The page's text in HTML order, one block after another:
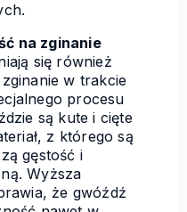
na zginanie
się również
w trakcie
procesu
są kute i cięte
z którego są
gęstość i
Wyższa
że gwóźdź